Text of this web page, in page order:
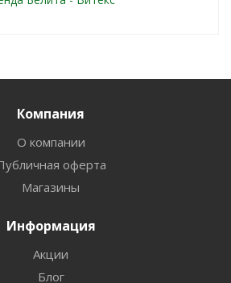
Компания
О компании
оферта
Магазины
Информация
Акции
Блог